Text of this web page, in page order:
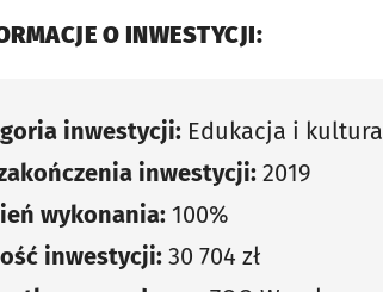
O INWESTYCJI:
inwestycji: Edukacja i kultura
inwestycji: 2019
wykonania: 100%
inwestycji: 30 704 zł